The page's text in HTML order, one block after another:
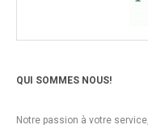
QUI SOMMES NOUS!
Notre passion à votre